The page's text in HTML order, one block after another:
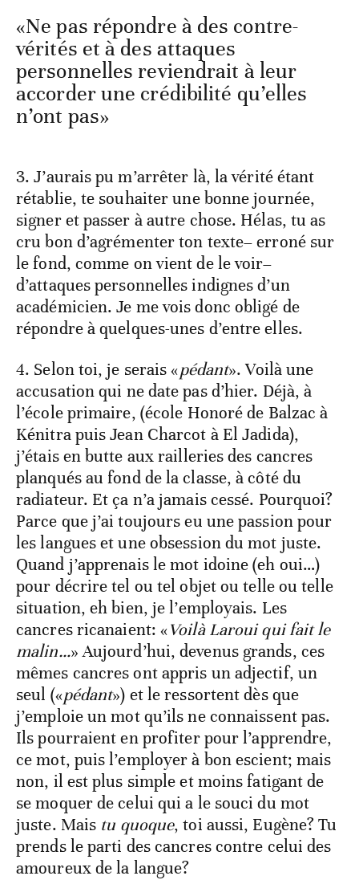
«Ne pas répondre à des contre-
vérités et à des attaques
personnelles reviendrait à leur
accorder une crédibilité qu’elles
n’ont pas»
3. J’aurais pu m’arrêter là, la vérité étant
rétablie, te souhaiter une bonne journée,
signer et passer à autre chose. Hélas, tu as
cru bon d’agrémenter ton texte– erroné sur
le fond, comme on vient de le voir–
d’attaques personnelles indignes d’un
académicien. Je me vois donc obligé de
répondre à quelques-unes d’entre elles.
4. Selon toi, je serais «pédant». Voilà une
accusation qui ne date pas d’hier. Déjà, à
l’école primaire, (école Honoré de Balzac à
Kénitra puis Jean Charcot à El Jadida),
j’étais en butte aux railleries des cancres
planqués au fond de la classe, à côté du
radiateur. Et ça n’a jamais cessé. Pourquoi?
Parce que j’ai toujours eu une passion pour
les langues et une obsession du mot juste.
Quand j’apprenais le mot idoine (eh oui…)
pour décrire tel ou tel objet ou telle ou telle
situation, eh bien, je l’employais. Les
cancres ricanaient: «Voilà Laroui qui fait le
malin…» Aujourd’hui, devenus grands, ces
mêmes cancres ont appris un adjectif, un
seul («pédant») et le ressortent dès que
j’emploie un mot qu’ils ne connaissent pas.
Ils pourraient en profiter pour l’apprendre,
ce mot, puis l’employer à bon escient; mais
non, il est plus simple et moins fatigant de
se moquer de celui qui a le souci du mot
juste. Mais tu quoque, toi aussi, Eugène? Tu
prends le parti des cancres contre celui des
amoureux de la langue?